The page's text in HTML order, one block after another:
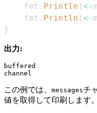
    fmt
. Println (<-
    fmt
. Println (<-
}
出力:
buffered
この例では、 messagesチ
値を取得して印刷します。